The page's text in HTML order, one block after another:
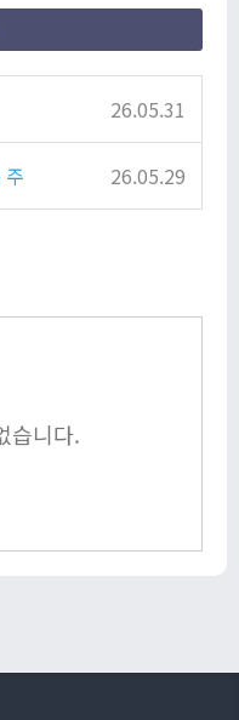
26.05.31
주 26.05.29
습니다.